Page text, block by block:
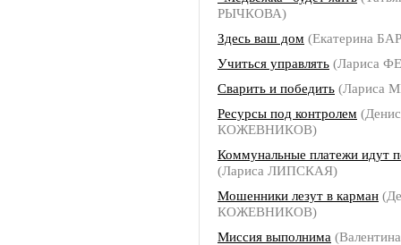
РЫЧКОВА)
Здесь ваш дом (Екатерина
Учиться управлять (Лариса
Сварить и победить (Лариса
Ресурсы под контролем (Денис
КОЖЕВНИКОВ)
Коммунальные платежи идут
(Лариса ЛИПСКАЯ)
Мошенники лезут в карман
КОЖЕВНИКОВ)
Миссия выполнима